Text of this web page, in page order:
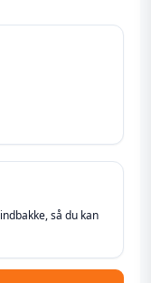
så du kan